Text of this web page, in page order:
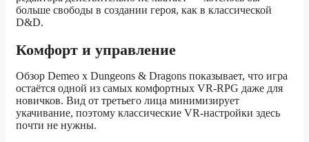
больше свободы в создании героя, как в классической
D&D.
Комфорт и управление
Обзор Demeo x Dungeons & Dragons показывает, что игра
остаётся одной из самых комфортных VR-RPG даже для
новичков. Вид от третьего лица минимизирует
укачивание, поэтому классические VR-настройки здесь
почти не нужны.